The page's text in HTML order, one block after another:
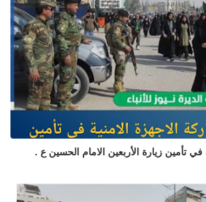
في تأمين زيارة الأربعين الامام الحسين ع .